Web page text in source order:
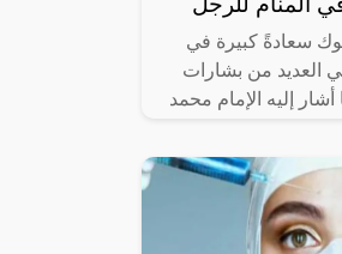
سعادةً كبيرة في
العديد من بشارات
أشار إليه الإمام محمد